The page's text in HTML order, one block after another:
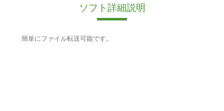
ソフト詳細説明
簡単にファイル転送可能です。